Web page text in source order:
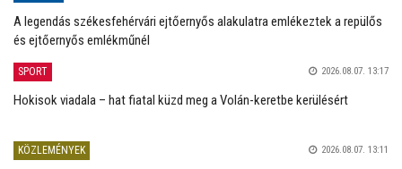
A legendás székesfehérvári ejtőernyős alakulatra emlékeztek a repülős
és ejtőernyős emlékműnél
SPORT 2026.08.07. 13:17
Hokisok viadala – hat fiatal küzd meg a Volán-keretbe kerülésért
KÖZLEMÉNYEK 2026.08.07. 13:11